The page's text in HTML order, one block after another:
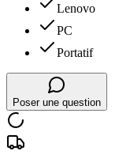
Lenovo
PC
Portatif
Poser une question